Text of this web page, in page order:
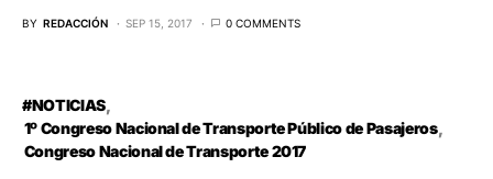
BY REDACCIÓN SEP 15, 2017 0 COMMENTS
#NOTICIAS
1º Congreso Nacional de Transporte Público de Pasajeros
Congreso Nacional de Transporte 2017